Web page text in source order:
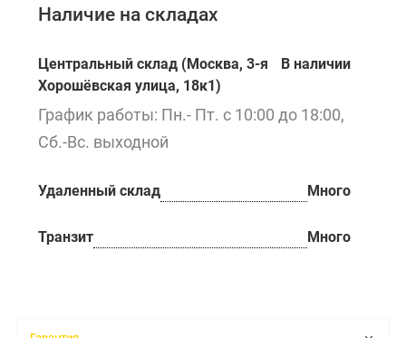
Наличие на складах
Центральный склад (Москва, 3-я
Хорошёвская улица, 18к1)
В наличии
График работы: Пн.- Пт. с 10:00 до 18:00,
Сб.-Вс. выходной
Удаленный склад Много
Транзит Много